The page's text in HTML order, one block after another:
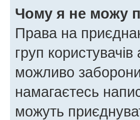
Чому я не можу
Права на
груп
можливо
намагаєтесь
можуть